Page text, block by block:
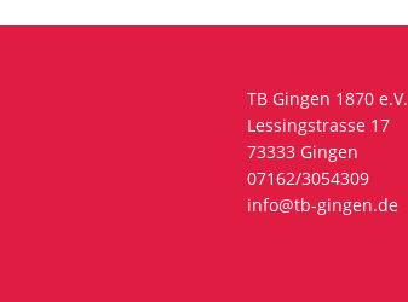
TB Gingen 1870 e.V.
Lessingstrasse 17
73333 Gingen
07162/3054309
info@tb-gingen.de